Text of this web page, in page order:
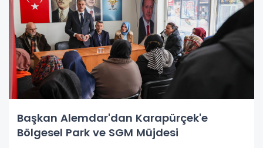
Başkan Alemdar'dan Karapürçek'e
Bölgesel Park ve SGM Müjdesi